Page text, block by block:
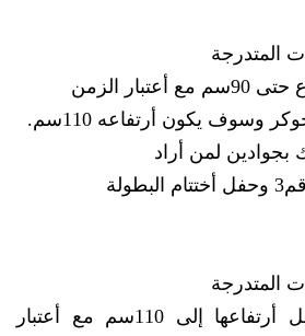
المتدرجة
وسوف يكون أرتفاعه 110سم.
بجوادين لمن أراد
المتدرجة
عدد الحواجز 8 ويصل أرتفاعها إلى 110سم مع أعتبار